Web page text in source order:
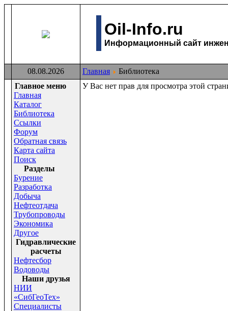
Oil-Info.ru
Информационный сайт
08.08.2026 Главная
Библиотека
Главное меню
Главная
Каталог
Библиотека
Ссылки
Форум
Обратная связь
Карта сайта
Поиск
Раздeлы
Бурение
Разработка
Добыча
Нефтеотдача
Трубопроводы
Экономика
Другое
Гидравлические
расчеты
Нефтесбор
Водоводы
Наши друзья
НИИ
«СибГеоТех»
Специалисты
У Вас нет прав для просмотра этой